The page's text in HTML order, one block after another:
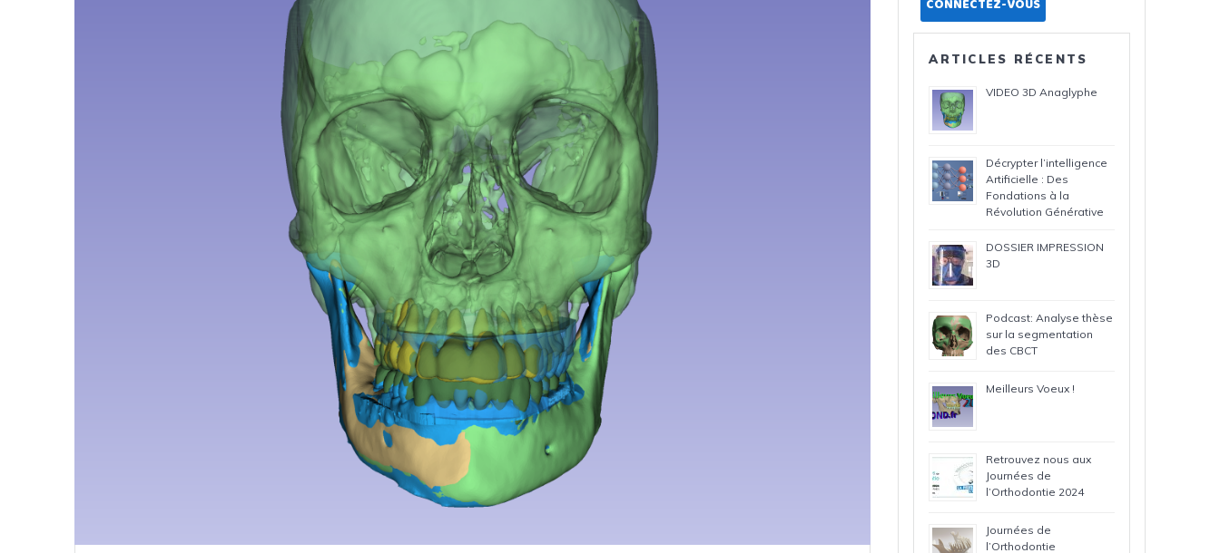
CONNECTEZ-VOUS
ARTICLES RÉCENTS
VIDEO 3D Anaglyphe
Décrypter l’intelligence
Artificielle : Des
Fondations à la
Révolution Générative
DOSSIER IMPRESSION
3D
Podcast: Analyse thèse
sur la segmentation
des CBCT
Meilleurs Voeux !
Retrouvez nous aux
Journées de
l’Orthodontie 2024
Journées de
l’Orthodontie